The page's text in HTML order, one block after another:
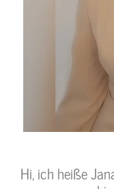
Hi, ich heiße